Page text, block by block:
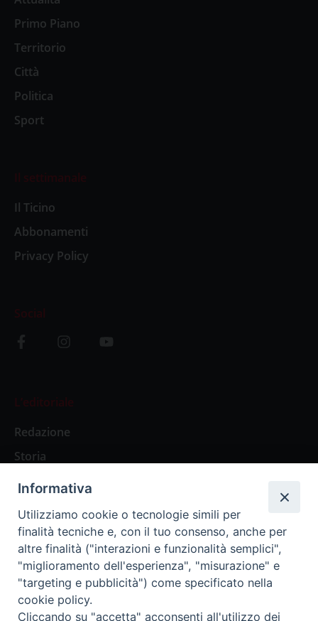
Primo Piano
Territorio
Città
Politica
Sport
Il settimanale
Il Ticino
Abbonamenti
Privacy Policy
Social
L’editoriale
Redazione
Storia
Abbonamenti
Abbonamento Annuale Digitale
Abbonamento Annuale Cartaceo
Abbonamento Singola Copia Digitale
Informativa
Utilizziamo cookie o tecnologie simili per
finalità tecniche e, con il tuo consenso, anche per
altre finalità ("interazioni e funzionalità semplici",
"miglioramento dell'esperienza", "misurazione" e
"targeting e pubblicità") come specificato nella
cookie policy.
Cliccando su "accetta" acconsenti all'utilizzo dei